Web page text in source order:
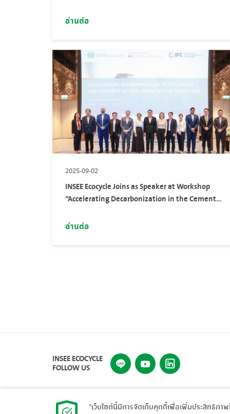
อ่านต่อ
2025-09-02
INSEE Ecocycle Joins as Speaker at Workshop
“Accelerating Decarbonization in the Cement
อ่านต่อ
INSEE ECOCYCLE
FOLLOW US
"เว็บไซต์นี้มีการจัดเก็บคุกกี้เพื่อเพิ่มประสิทธิภา